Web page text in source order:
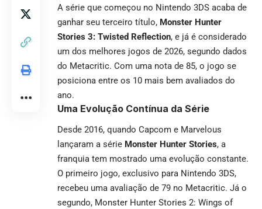
A série que começou no Nintendo 3DS acaba de
ganhar seu terceiro título, Monster Hunter
Stories 3: Twisted Reflection, e já é considerado
um dos melhores jogos de 2026, segundo dados
do Metacritic. Com uma nota de 85, o jogo se
posiciona entre os 10 mais bem avaliados do
ano.
Uma Evolução Contínua da Série
Desde 2016, quando Capcom e Marvelous
lançaram a série Monster Hunter Stories, a
franquia tem mostrado uma evolução constante.
O primeiro jogo, exclusivo para Nintendo 3DS,
recebeu uma avaliação de 79 no Metacritic. Já o
segundo, Monster Hunter Stories 2: Wings of